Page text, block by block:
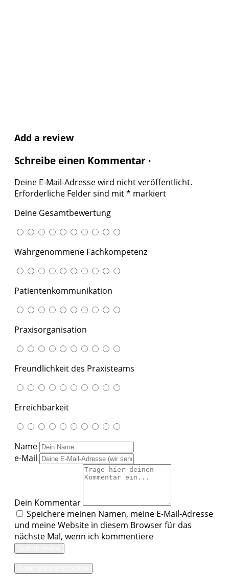
Add a review
Schreibe einen Kommentar ·
Deine E-Mail-Adresse wird nicht veröffentlicht.
Erforderliche Felder sind mit* markiert
Deine Gesamtbewertung
Wahrgenommene Fachkompetenz
Patientenkommunikation
Praxisorganisation
Freundlichkeit des Praxisteams
Erreichbarkeit
Name
e-Mail
Dein Kommentar
Speichere meinen Namen, meine E-Mail-Adresse
und meine Website in diesem Browser für das
nächste Mal, wenn ich kommentiere